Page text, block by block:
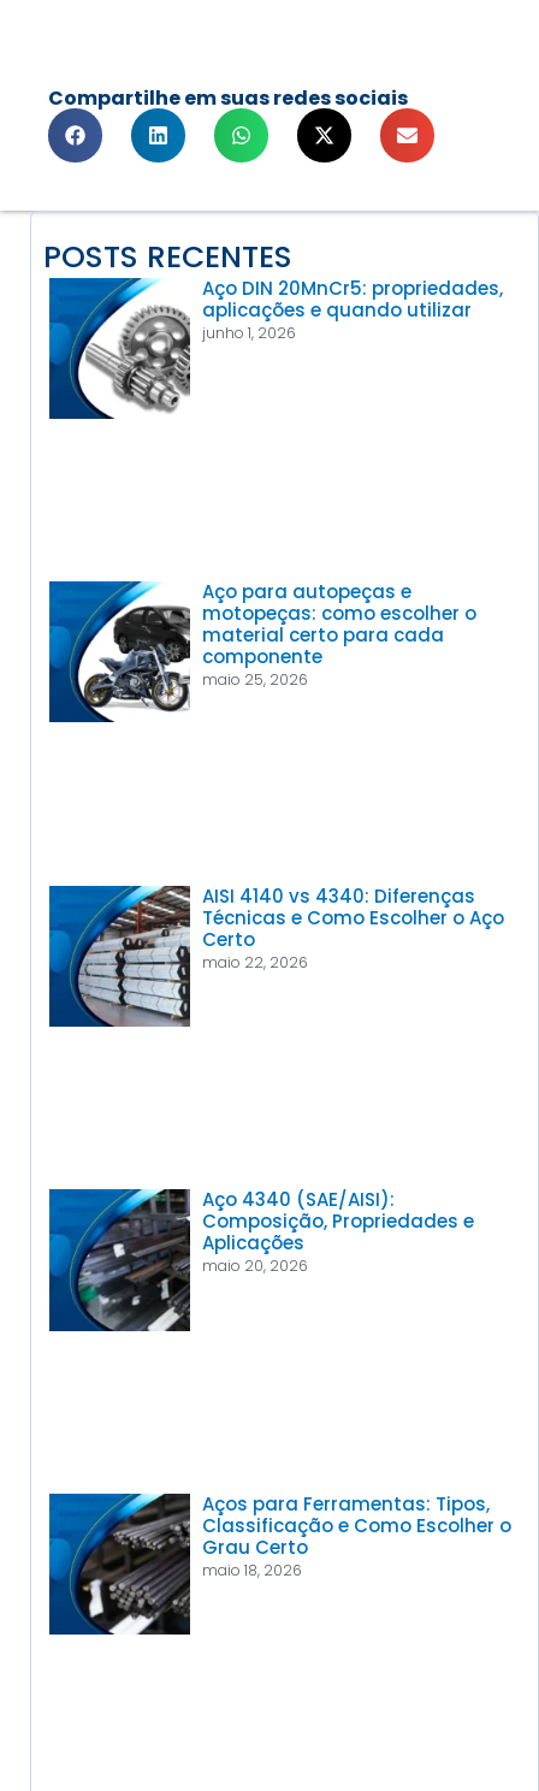
Compartilhe em suas redes sociais
POSTS RECENTES
Aço DIN 20MnCr5: propriedades,
aplicações e quando utilizar
junho 1, 2026
Aço para autopeças e
motopeças: como escolher o
material certo para cada
componente
maio 25, 2026
AISI 4140 vs 4340: Diferenças
Técnicas e Como Escolher o Aço
Certo
maio 22, 2026
Aço 4340 (SAE/AISI):
Composição, Propriedades e
Aplicações
maio 20, 2026
Aços para Ferramentas: Tipos,
Classificação e Como Escolher o
Grau Certo
maio 18, 2026